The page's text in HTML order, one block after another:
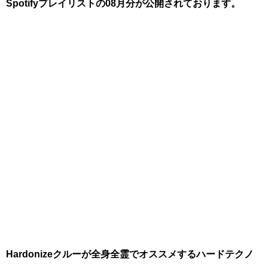
Spotifyプレイリストの08月分が公開されております。
Hardonizeクルーが全身全霊でオススメするハードテクノ